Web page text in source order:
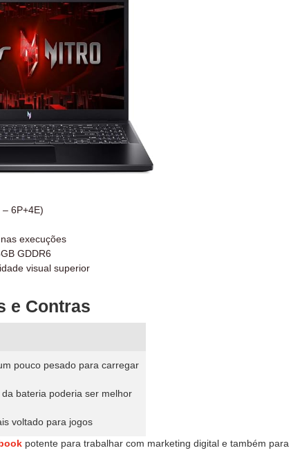
6P+4E)
execuções
GDDR6
visual superior
e Contras
pouco pesado para carregar
da bateria poderia ser melhor
voltado para jogos
potente para trabalhar com marketing digital e também para